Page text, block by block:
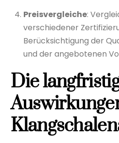
Preisvergleiche:
verschiedener
Berücksichtigung der
und der angebotenen
Die